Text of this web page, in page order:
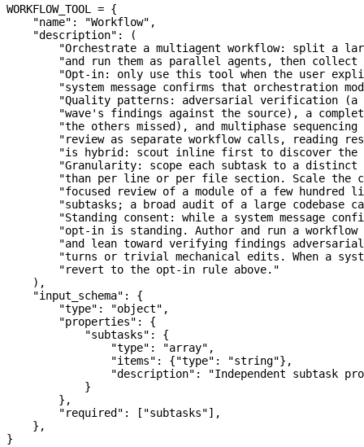
WORKFLOW_TOOL = {
    "name"
: "Workflow" ,
    "description"
: (
"Orchestrate a multiagent workflow: split a
"and run them as parallel agents, then collect
"Opt-in: only use this tool when the user
"system message confirms that orchestration
"Quality patterns: adversarial verification
"wave's findings against the source), a
"the others missed), and multiphase
"review as separate workflow calls, reading
"is hybrid: scout inline first to discover
"Granularity: scope each subtask to a
"than per line or per file section. Scale the
"focused review of a module of a few hundred
"subtasks; a broad audit of a large codebase
"Standing consent: while a system message
"opt-in is standing. Author and run a
"and lean toward verifying findings
"turns or trivial mechanical edits. When a
        "revert to the opt-in rule above."
    ),
    "input_schema"
: {
        "type"
: "object" ,
        "properties"
: {
            "subtasks"
: {
                "type"
: "array" ,
                "items"
: {"type" : "string"},
                "description"
:
"Independent subtask
            }
        },
        "required"
: [ "subtasks"],
    },
}